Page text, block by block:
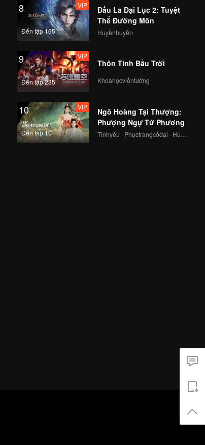
8
Đến tập 165
VIP
Đấu La Đại Lục 2: Tuyệt
Thế Đường Môn
Huyềnhuyễn
9
Đến tập 235
VIP
Thôn Tính Bầu Trời
Khoahọcviễntưởng
10
Đến tập 10
VIP
Ngô Hoàng Tại Thượng:
Phượng Ngự Tứ Phương